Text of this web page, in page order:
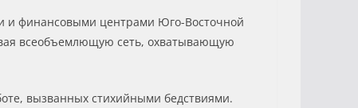
и финансовыми центрами Юго-Восточной
всеобъемлющую сеть, охватывающую
вызванных стихийными бедствиями.